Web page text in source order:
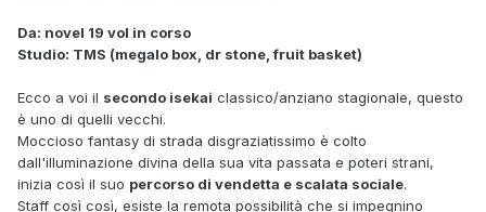
Da: novel 19 vol in corso
Studio: TMS (megalo box, dr stone, fruit basket)
Ecco a voi il secondo isekai classico/anziano stagionale, questo
è uno di quelli vecchi.
Moccioso fantasy di strada disgraziatissimo è colto
dall'illuminazione divina della sua vita passata e poteri strani,
inizia così il suo percorso di vendetta e scalata sociale.
Staff così così, esiste la remota possibilità che si impegnino